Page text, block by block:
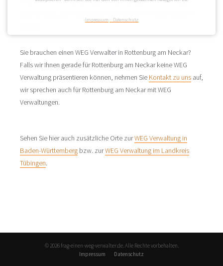
Sie brauchen einen WEG Verwalter in Rottenburg am Neckar?
Falls wir Ihnen gerade für Rottenburg am Neckar keine WEG
Verwaltung präsentieren können, nehmen Sie Kontakt zu uns auf,
wir sprechen auch für Rottenburg am Neckar mit WEG
Verwaltungen.
Sehen Sie hier auch zusätzliche Orte zurWEG Verwaltung in
Baden-Württemberg bzw. zurWEG Verwaltung im Landkreis
Tübingen.
© 2026 frag-einen-weg-verwalter.de. Alle Rechte vorbehalten.
Impressum
Datenschutz
Impressum Datenschutz